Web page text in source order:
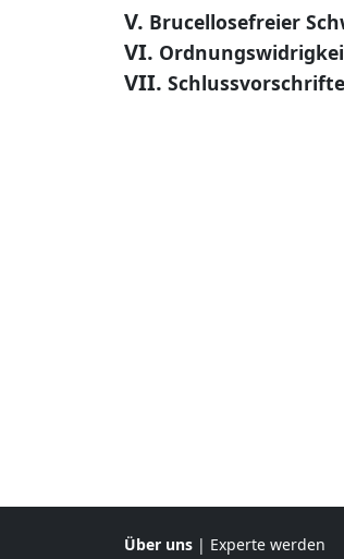
V. Brucellosefreier
VI.
VII.
Über uns | Experte werden